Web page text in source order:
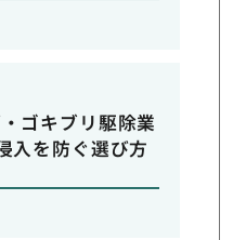
ゴキブリ駆除業
入を防ぐ選び方